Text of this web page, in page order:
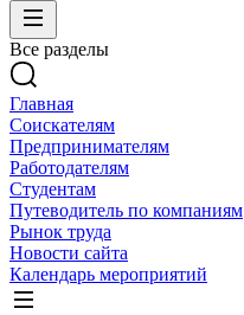
Все разделы
Главная
Соискателям
Предпринимателям
Работодателям
Студентам
Путеводитель по компаниям
Рынок труда
Новости сайта
Календарь мероприятий